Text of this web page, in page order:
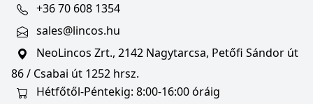
+36 70 608 1354
sales@lincos.hu
NeoLincos Zrt., 2142 Nagytarcsa, Petőfi Sándor út
86 / Csabai út 1252 hrsz.
Hétfőtől-Péntekig: 8:00-16:00 óráig